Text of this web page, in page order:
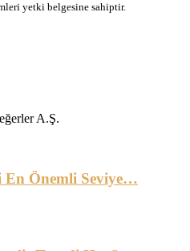
yetki belgesine sahiptir.
A.Ş.
En Önemli Seviye…